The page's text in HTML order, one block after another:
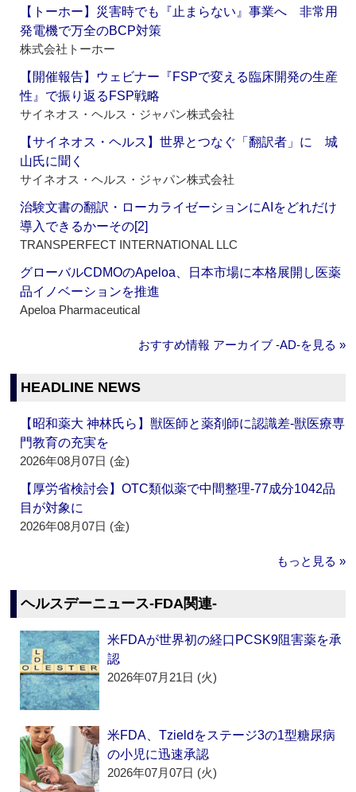
【トーホー】災害時でも『止まらない』事業へ 非常用
発電機で万全のBCP対策
株式会社トーホー
【開催報告】ウェビナー『FSPで変える臨床開発の生産
性』で振り返るFSP戦略
サイネオス・ヘルス・ジャパン株式会社
【サイネオス・ヘルス】世界とつなぐ「翻訳者」に 城
山氏に聞く
サイネオス・ヘルス・ジャパン株式会社
治験文書の翻訳・ローカライゼーションにAIをどれだけ
導入できるかーその[2]
TRANSPERFECT INTERNATIONAL LLC
グローバルCDMOのApeloa、日本市場に本格展開し医薬
品イノベーションを推進
Apeloa Pharmaceutical
おすすめ情報 アーカイブ ‐AD‐を見る »
HEADLINE NEWS
【昭和薬大 神林氏ら】獣医師と薬剤師に認識差‐獣医療専
門教育の充実を
2026年08月07日 (金)
【厚労省検討会】OTC類似薬で中間整理‐77成分1042品
目が対象に
2026年08月07日 (金)
もっと見る »
ヘルスデーニュース‐FDA関連‐
米FDAが世界初の経口PCSK9阻害薬を承
認
2026年07月21日 (火)
米FDA、Tzieldをステージ3の1型糖尿病
の小児に迅速承認
2026年07月07日 (火)